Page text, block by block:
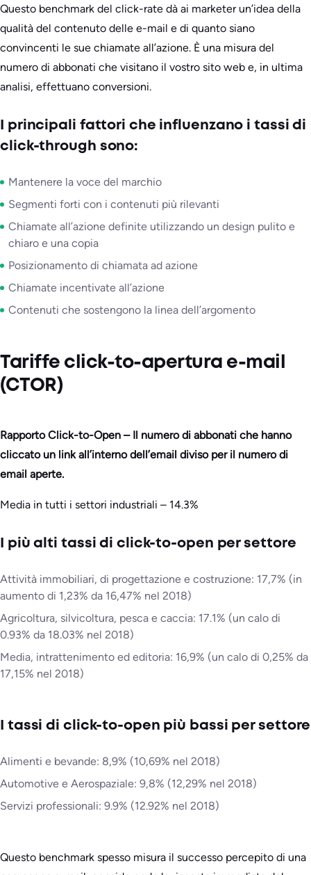
Questo benchmark del click-rate dà ai marketer un’idea della
qualità del contenuto delle e-mail e di quanto siano
convincenti le sue chiamate all’azione. È una misura del
numero di abbonati che visitano il vostro sito web e, in ultima
analisi, effettuano conversioni.
I principali fattori che influenzano i tassi di
click-through sono:
Mantenere la voce del marchio
Segmenti forti con i contenuti più rilevanti
Chiamate all’azione definite utilizzando un design pulito e
chiaro e una copia
Posizionamento di chiamata ad azione
Chiamate incentivate all’azione
Contenuti che sostengono la linea dell’argomento
Tariffe click-to-apertura e-mail
(CTOR)
Rapporto Click-to-Open – Il numero di abbonati che hanno
cliccato un link all’interno dell’email diviso per il numero di
email aperte.
Media in tutti i settori industriali – 14.3%
I più alti tassi di click-to-open per settore
Attività immobiliari, di progettazione e costruzione: 17,7% (in
aumento di 1,23% da 16,47% nel 2018)
Agricoltura, silvicoltura, pesca e caccia: 17.1% (un calo di
0.93% da 18.03% nel 2018)
Media, intrattenimento ed editoria: 16,9% (un calo di 0,25% da
17,15% nel 2018)
I tassi di click-to-open più bassi per settore
Alimenti e bevande: 8,9% (10,69% nel 2018)
Automotive e Aerospaziale: 9,8% (12,29% nel 2018)
Servizi professionali: 9.9% (12.92% nel 2018)
Questo benchmark spesso misura il successo percepito di una